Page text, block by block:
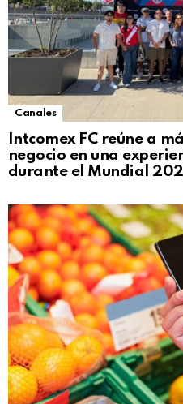
Canales
Intcomex FC reúne a
negocio en una
durante el Mundial